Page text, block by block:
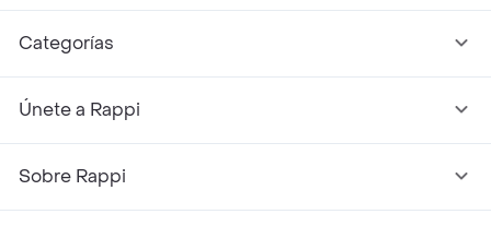
Categorías
Únete a Rappi
Sobre Rappi